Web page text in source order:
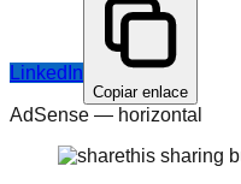
LinkedIn
Copiar enlace
AdSense — horizontal